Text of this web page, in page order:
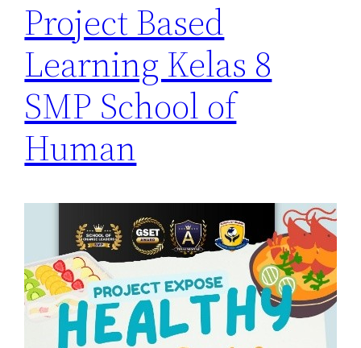
Project Based
Learning Kelas 8
SMP School of
Human